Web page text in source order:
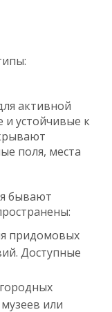
активной
и устойчивые к
поля, места
бывают
придомовых
Доступные
или